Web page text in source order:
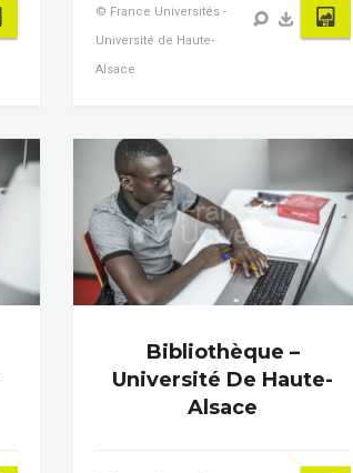
© France Universités -
Université de Haute-
Alsace
Bibliothèque –
Université De Haute-
Alsace